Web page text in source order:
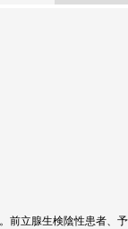
前立腺生検陰性患者、予